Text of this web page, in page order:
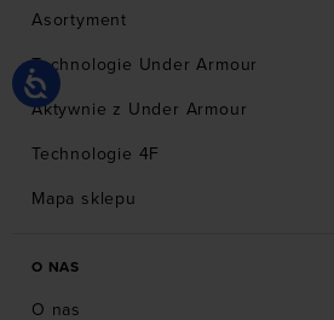
Asortyment
Technologie Under Armour
Aktywnie z Under Armour
Technologie 4F
Mapa sklepu
O NAS
O nas